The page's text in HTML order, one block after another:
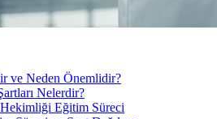
ve Neden Önemlidir?
Nelerdir?
Eğitim Süreci